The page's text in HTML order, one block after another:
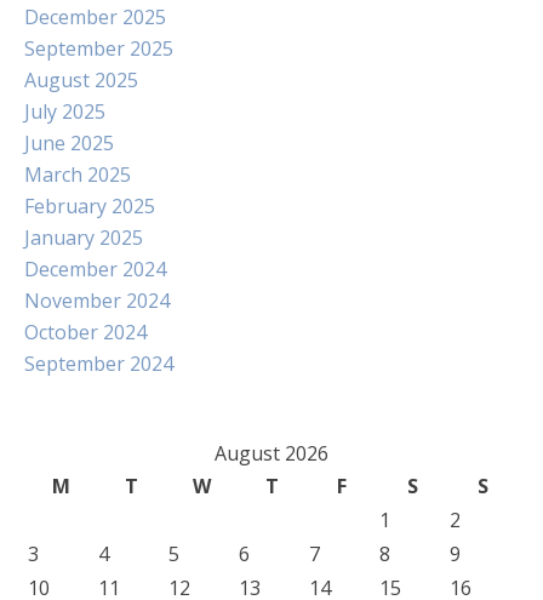
December 2025
September 2025
August 2025
July 2025
June 2025
March 2025
February 2025
January 2025
December 2024
November 2024
October 2024
September 2024
August 2026
M
T W T F S
S
1
2
3
4 5 6 7 8
9
10
11 12 13 14 15 16